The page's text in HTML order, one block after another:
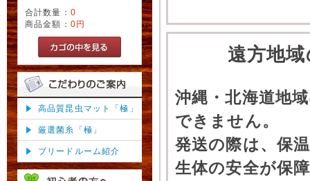
合計数量： 0
商品金額： 0円
高品質昆虫マット「極」
厳選菌糸「極」
ブリードルーム紹介
遠方地
沖縄・北海道地
できません。
発送の際は、保
生体の安全が保